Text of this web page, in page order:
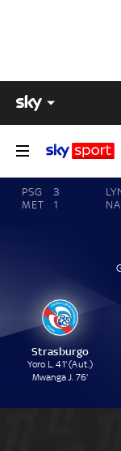
PSG
3
MET
1
Strasburgo
Yoro L. 41' (Aut.)
Mwanga J. 76'